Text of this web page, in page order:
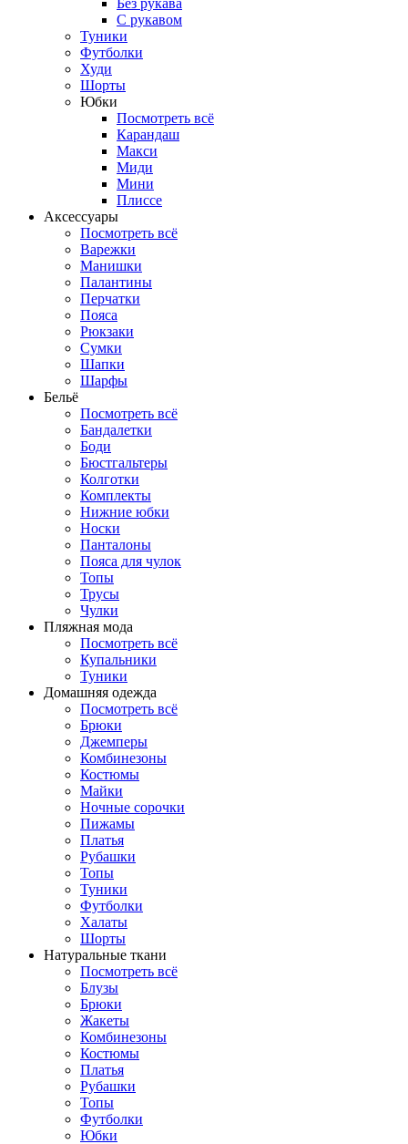
С рукавом
Туники
Футболки
Худи
Шорты
Юбки
Посмотреть всё
Карандаш
Макси
Миди
Мини
Плиссе
Аксессуары
Посмотреть всё
Варежки
Манишки
Палантины
Перчатки
Пояса
Рюкзаки
Сумки
Шапки
Шарфы
Бельё
Посмотреть всё
Бандалетки
Боди
Бюстгальтеры
Колготки
Комплекты
Нижние юбки
Носки
Панталоны
Поясa для чулок
Топы
Трусы
Чулки
Пляжная мода
Посмотреть всё
Купальники
Туники
Домашняя одежда
Посмотреть всё
Брюки
Джемперы
Комбинезоны
Костюмы
Майки
Ночные сорочки
Пижамы
Платья
Рубашки
Топы
Туники
Футболки
Халаты
Шорты
Натуральные ткани
Посмотреть всё
Блузы
Брюки
Жакеты
Комбинезоны
Костюмы
Платья
Рубашки
Топы
Футболки
Юбки